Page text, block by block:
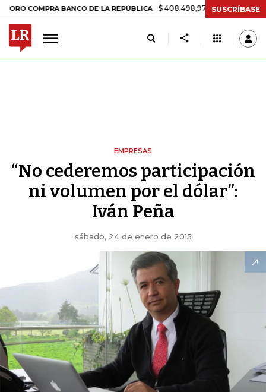
BANCO DE LA REPÚBLICA $ 408.498,97 +$ 8.753,81 +2,19%
SUSCRÍBASE
EMPRESAS
“No cederemos participación
ni volumen por el dólar”:
Iván Peña
sábado, 24 de enero de 2015